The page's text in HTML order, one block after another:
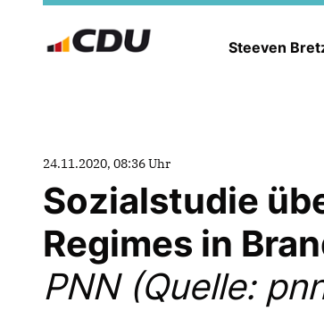
Steeven
24.11.2020, 08:36 Uhr
Sozialstudie
Regimes in
PNN (Quelle: